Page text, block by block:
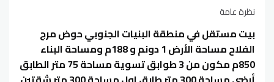
نظرة عامة
بيت مستقل في منطقة البنيات الجنوبي حوض مرج
الفلاح مساحة الأرض 1 دونم و 188م ومساحة البناء
850م مكون من 3 طوابق تسوية مساحة 75 متر الطابق